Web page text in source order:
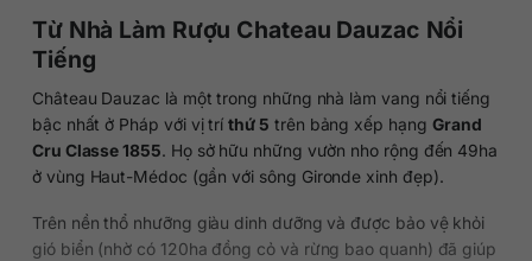
Từ Nhà Làm Rượu Chateau Dauzac Nổi
Tiếng
Château Dauzac là một trong những nhà làm vang nổi tiếng
bậc nhất ở Pháp với vị tríthứ 5 trên bảng xếp hạng Grand
Cru Classe 1855. Họ sở hữu những vườn nho rộng đến 49ha
ở vùng Haut-Médoc (gần với sông Gironde xinh đẹp).
Trên nền thổ nhưỡng giàu dinh dưỡng và được bảo vệ khỏi
gió biển (nhờ có 120ha đồng cỏ và rừng bao quanh) đã giúp